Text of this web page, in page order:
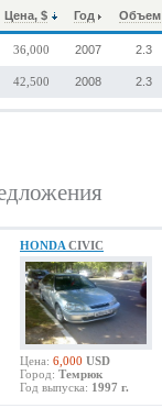
Цена, $ Год Объем
36,000 2007 2.3
42,500 2008 2.3
HONDA CIVIC
Цена: 6,000 USD
Город: Темрюк
Год выпуска: 1997 г.